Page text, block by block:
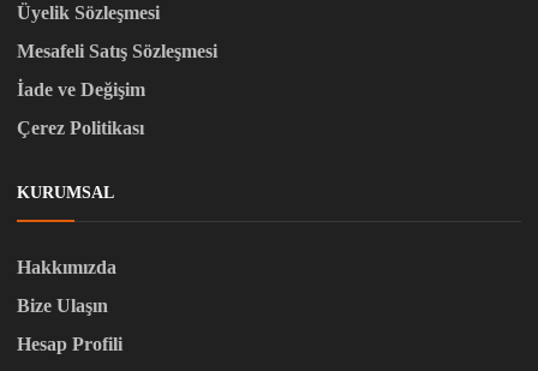
Üyelik Sözleşmesi
Mesafeli Satış Sözleşmesi
İade ve Değişim
Çerez Politikası
KURUMSAL
Hakkımızda
Bize Ulaşın
Hesap Profili